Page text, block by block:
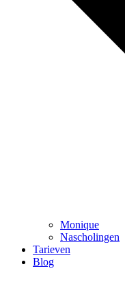
Monique
Nascholingen
Tarieven
Blog